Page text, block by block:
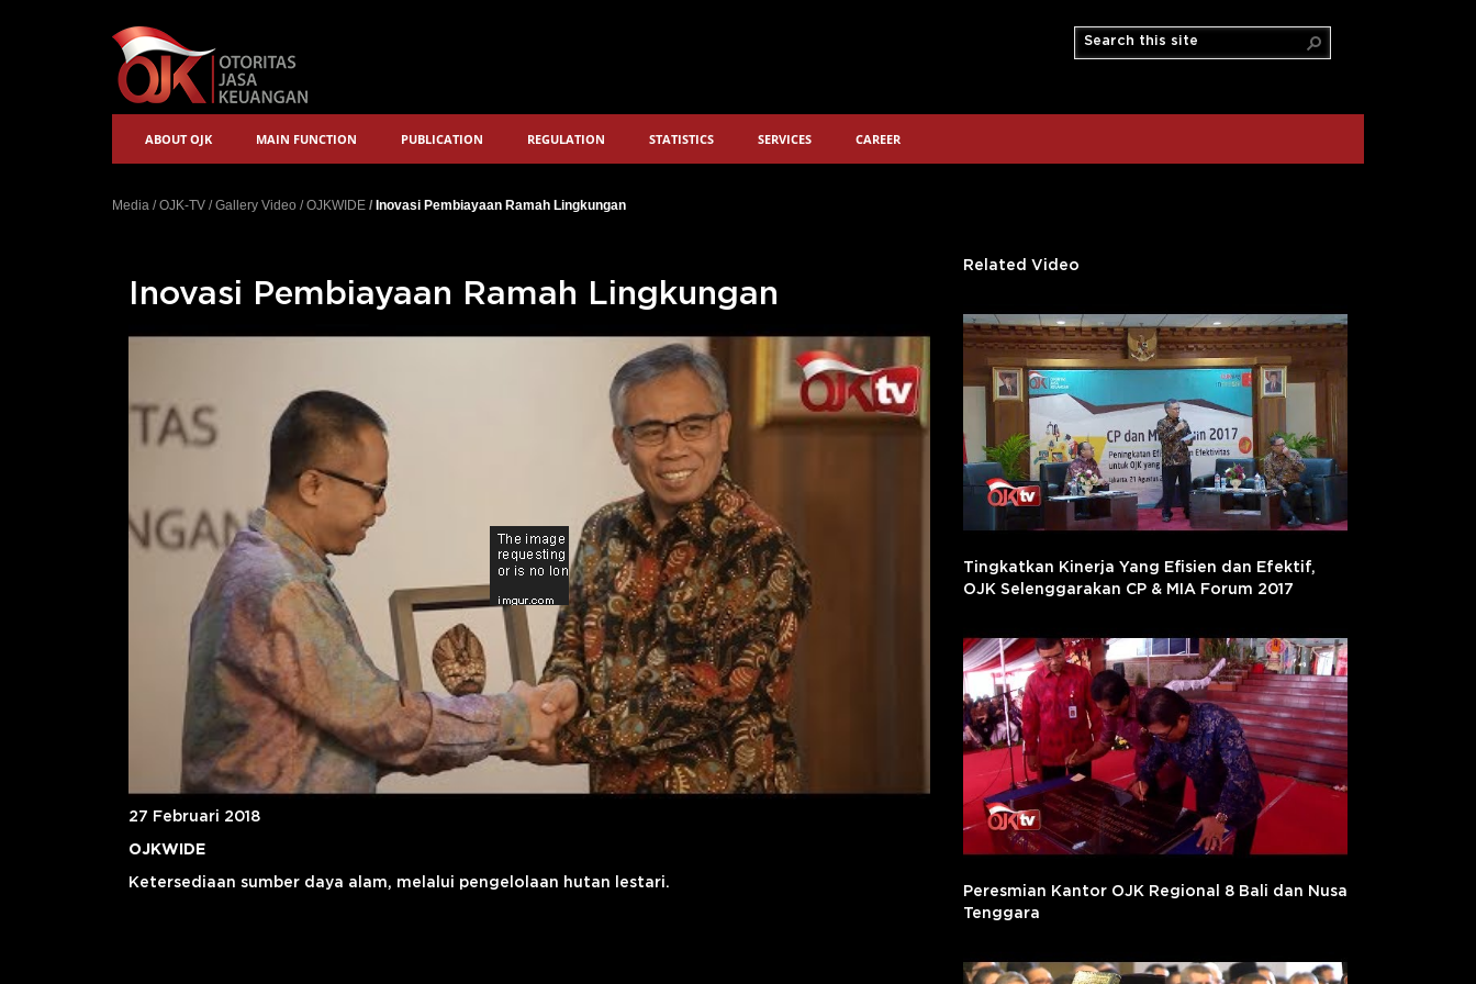
ABOUT OJK MAIN FUNCTION PUBLICATION REGULATION STATISTICS SERVICES CAREER
Media / OJK-TV / Gallery Video / OJKWIDE / Inovasi Pembiayaan Ramah Lingkungan
Inovasi Pembiayaan Ramah Lingkungan
27 Februari 2018
OJKWIDE
Ketersediaan sumber daya alam, melalui pengelolaan hutan lestari.
Related Video
Tingkatkan Kinerja Yang Efisien dan Efektif,
OJK Selenggarakan CP & MIA Forum 2017
Peresmian Kantor OJK Regional 8 Bali dan Nusa
Tenggara